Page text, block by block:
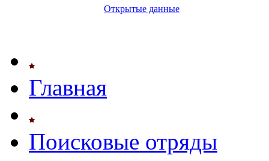
Открытые данные
Главная
Поисковые отряды